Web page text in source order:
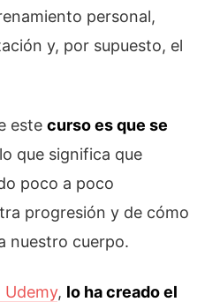
personal,
y, por supuesto, el
este curso es que se
que significa que
poco a poco
progresión y de cómo
nuestro cuerpo.
Udemy, lo ha creado el